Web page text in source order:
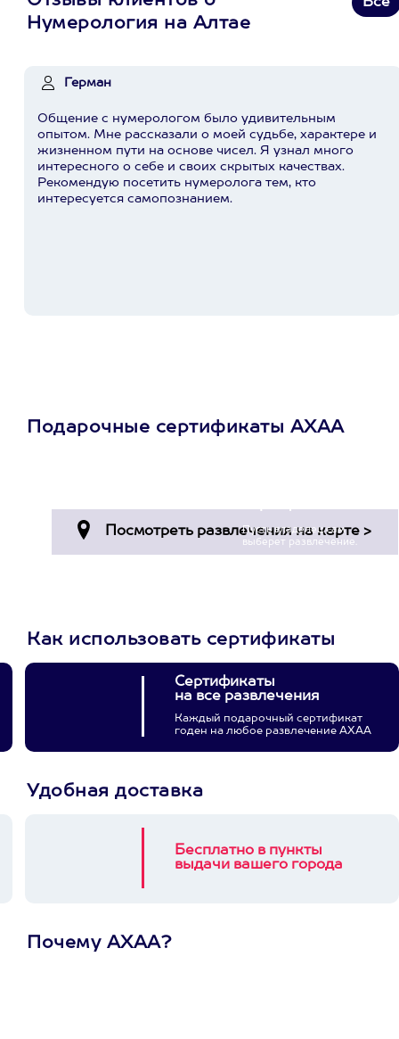
Нумерология на Алтае
Герман
Общение с нумерологом было удивительным
опытом. Мне рассказали о моей судьбе, характере и
жизненном пути на основе чисел. Я узнал много
интересного о себе и своих скрытых качествах.
Рекомендую посетить нумеролога тем, кто
интересуется самопознанием.
Подарочные сертификаты АХАА
Пусть владелец сам
выберет развлечение.
Как использовать сертификаты
Сертификаты
на все развлечения
Каждый подарочный сертификат
годен на любое развлечение АХАА
Удобная доставка
Бесплатно в пункты
выдачи вашего города
Почему АХАА?